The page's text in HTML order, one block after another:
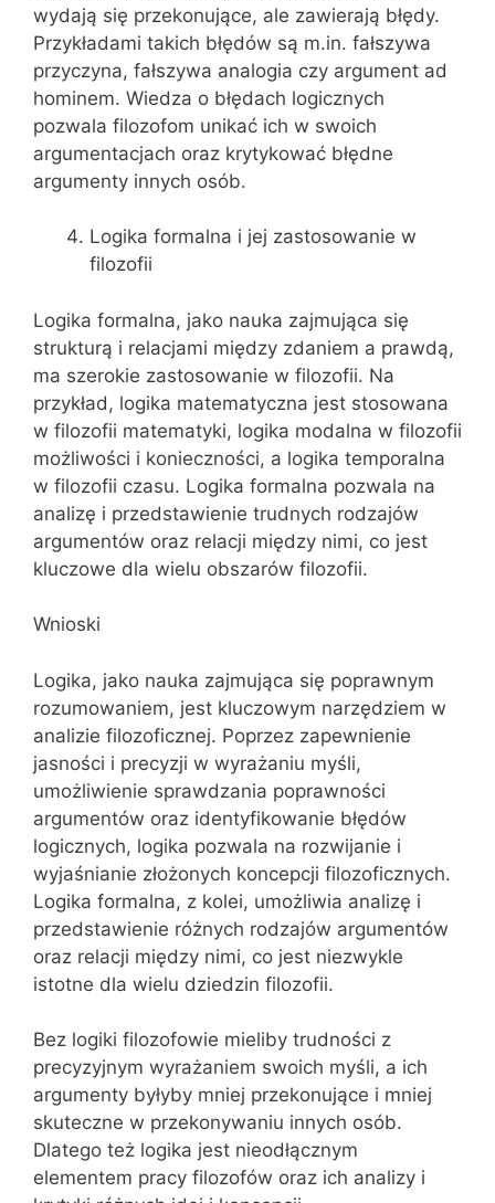
wydają się przekonujące, ale zawierają błędy.
Przykładami takich błędów są m.in. fałszywa
przyczyna, fałszywa analogia czy argument ad
hominem. Wiedza o błędach logicznych
pozwala filozofom unikać ich w swoich
argumentacjach oraz krytykować błędne
argumenty innych osób.
Logika formalna i jej zastosowanie w
filozofii
Logika formalna, jako nauka zajmująca się
strukturą i relacjami między zdaniem a prawdą,
ma szerokie zastosowanie w filozofii. Na
przykład, logika matematyczna jest stosowana
w filozofii matematyki, logika modalna w filozofii
możliwości i konieczności, a logika temporalna
w filozofii czasu. Logika formalna pozwala na
analizę i przedstawienie trudnych rodzajów
argumentów oraz relacji między nimi, co jest
kluczowe dla wielu obszarów filozofii.
Wnioski
Logika, jako nauka zajmująca się poprawnym
rozumowaniem, jest kluczowym narzędziem w
analizie filozoficznej. Poprzez zapewnienie
jasności i precyzji w wyrażaniu myśli,
umożliwienie sprawdzania poprawności
argumentów oraz identyfikowanie błędów
logicznych, logika pozwala na rozwijanie i
wyjaśnianie złożonych koncepcji filozoficznych.
Logika formalna, z kolei, umożliwia analizę i
przedstawienie różnych rodzajów argumentów
oraz relacji między nimi, co jest niezwykle
istotne dla wielu dziedzin filozofii.
Bez logiki filozofowie mieliby trudności z
precyzyjnym wyrażaniem swoich myśli, a ich
argumenty byłyby mniej przekonujące i mniej
skuteczne w przekonywaniu innych osób.
Dlatego też logika jest nieodłącznym
elementem pracy filozofów oraz ich analizy i